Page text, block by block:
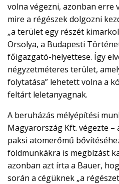
volna végezni, azonban erre
mire a régészek dolgozni
„a terület egy részét
Orsolya, a Budapesti
főigazgató-helyettese. Így
négyzetméteres terület,
folytatása” lehetett volna a
feltárt leletanyagnak.
A beruházás mélyépítési
Magyarország Kft. végezte –
paksi atomerőmű
földmunkákra is megbízást
azonban azt írta a Bauer,
során a cégüknek „a